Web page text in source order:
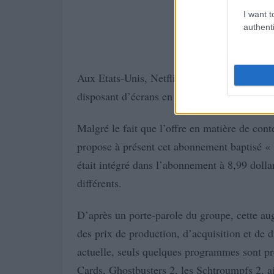
I want
Aux Etats-Unis, Netflix vient de dévoiler
disposant d’écrans en Ultra HD 4K et
Malgré le fait que l’offre en matière de
propose à présent cet abonnement baptisé
était intégré dans l’abonnement à 8,99
différents.
D’après un porte-parole du groupe, cette
des prix de production, d’acquisition et de
actuelle, seuls quelques programmes sont
Cards, Ghostbusters 2, les Schtroumpfs 2,